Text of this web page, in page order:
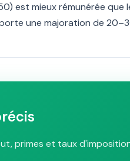
est mieux rémunérée que
une majoration de
primes et taux